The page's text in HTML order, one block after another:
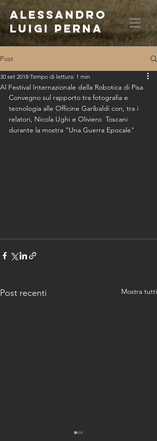
ALESSANDRO
LUIGI PERNA
Post
Al Festival Internazionale della Robotica di Pisa
30 set 2018 Tempo di lettura: 1 min
Convegno sul rapporto tra fotografia e
tecnologia alle Officine Garibaldi con, tra i
relatori, Nicola Ughi e Oliviero  Toscani
durante la mostra "Una Guerra Epocale"
Post recenti Mostra tutti